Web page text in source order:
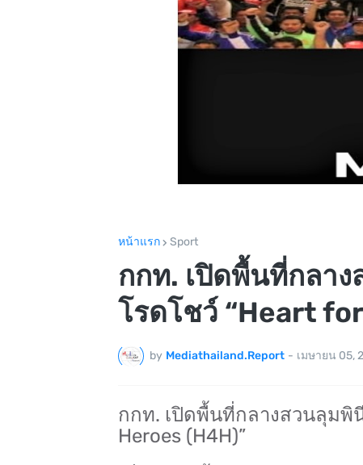
หน้าแรก Sport
กกท. เปิดพื้นที่กลา
โรดโชว์ “Heart
by Mediathailand.Report - เมษายน 05,
กกท. เปิดพื้นที่กลางสวนลุมพิ
Heroes (H4H)”